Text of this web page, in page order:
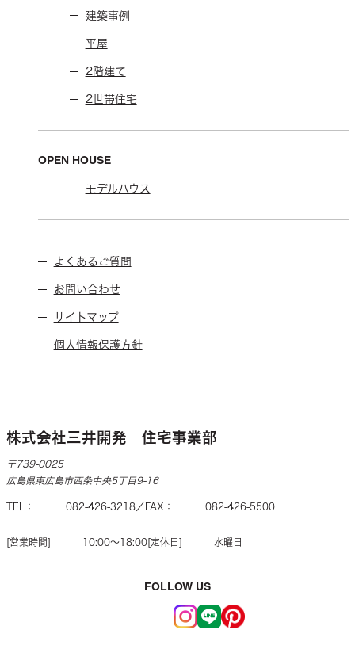
株式会社三井開発 住宅事業部
〒739-0025
広島県東広島市西条中央5丁目9-16
TEL 082-426-3218 FAX 082-426-5500
営業時間 10:00〜18:00 定休日 水曜日
FOLLOW US
建築事例
平屋
2階建て
2世帯住宅
OPEN HOUSE
モデルハウス
よくあるご質問
お問い合わせ
サイトマップ
個人情報保護方針